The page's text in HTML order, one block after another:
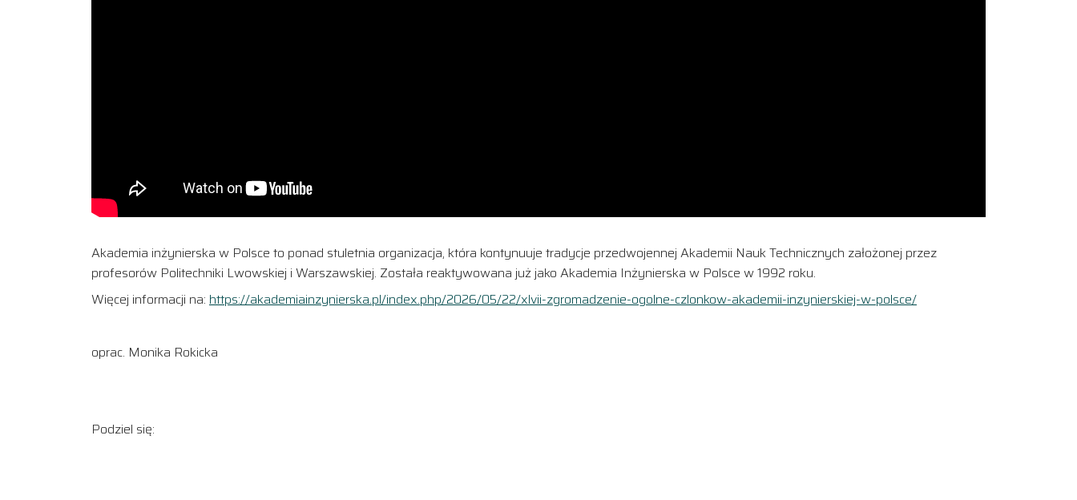
Akademia inżynierska w Polsce to ponad stuletnia organizacja, która kontynuuje tradycje przedwojennej Akademii Nauk Technicznych założonej przez
profesorów Politechniki Lwowskiej i Warszawskiej. Została reaktywowana już jako Akademia Inżynierska w Polsce w 1992 roku.
Więcej informacji na: https://akademiainzynierska.pl/index.php/2026/05/22/xlvii-zgromadzenie-ogolne-czlonkow-akademii-inzynierskiej-w-polsce/
oprac. Monika Rokicka
Podziel się: